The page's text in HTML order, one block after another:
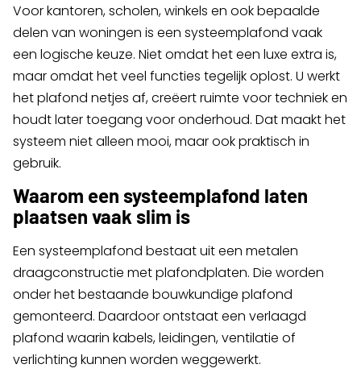
Voor kantoren, scholen, winkels en ook bepaalde
delen van woningen is een systeemplafond vaak
een logische keuze. Niet omdat het een luxe extra is,
maar omdat het veel functies tegelijk oplost. U werkt
het plafond netjes af, creëert ruimte voor techniek en
houdt later toegang voor onderhoud. Dat maakt het
systeem niet alleen mooi, maar ook praktisch in
gebruik.
Waarom een systeemplafond laten
plaatsen vaak slim is
Een systeemplafond bestaat uit een metalen
draagconstructie met plafondplaten. Die worden
onder het bestaande bouwkundige plafond
gemonteerd. Daardoor ontstaat een verlaagd
plafond waarin kabels, leidingen, ventilatie of
verlichting kunnen worden weggewerkt.